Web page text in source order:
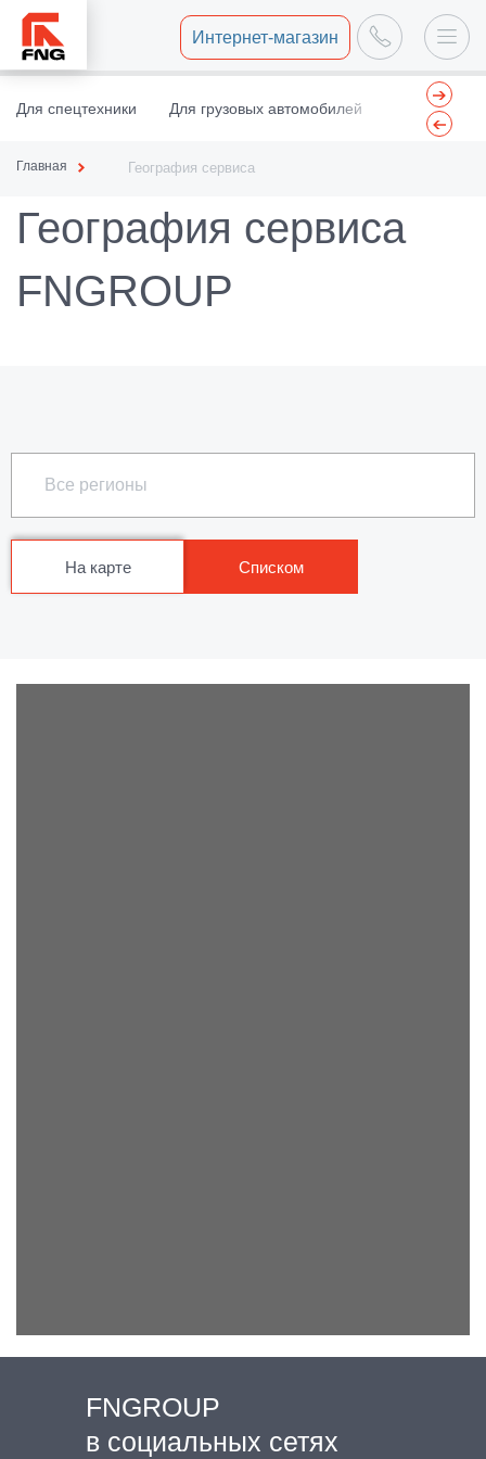
Интернет-магазин
Для спецтехники Для грузовых автомобилей Центр
Главная География сервиса
География сервиса
FNGROUP
Все регионы
На карте Списком
FNGROUP
в социальных сетях